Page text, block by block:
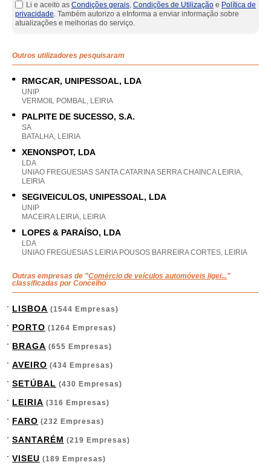
Li e aceito as Condições gerais, Condições de Utilização e Política de
privacidade. Também autorizo a eInforma a enviar informação sobre
atualizações e melhorias do serviço.
Outros utilizadores pesquisaram
RMGCAR, UNIPESSOAL, LDA
UNIP
VERMOIL POMBAL, LEIRIA
PALPITE DE SUCESSO, S.A.
SA
BATALHA, LEIRIA
XENONSPOT, LDA
LDA
UNIAO FREGUESIAS SANTA CATARINA SERRA CHAINCA LEIRIA,
LEIRIA
SEGIVEICULOS, UNIPESSOAL, LDA
UNIP
MACEIRA LEIRIA, LEIRIA
LOPES & PARAÍSO, LDA
LDA
UNIAO FREGUESIAS LEIRIA POUSOS BARREIRA CORTES, LEIRIA
Outras empresas de "Comércio de veículos automóveis ligei..."
classificadas por Concelho
LISBOA (1544 Empresas)
PORTO (1264 Empresas)
BRAGA (655 Empresas)
AVEIRO (434 Empresas)
SETÚBAL (430 Empresas)
LEIRIA (316 Empresas)
FARO (232 Empresas)
SANTARÉM (219 Empresas)
VISEU (189 Empresas)